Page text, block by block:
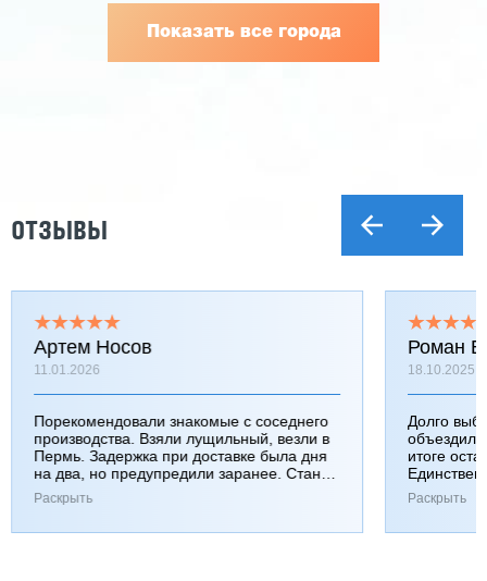
Показать все города
ОТЗЫВЫ
Артем Носов
11.01.2026
Порекомендовали знакомые с соседнего
производства. Взяли лущильный, везли в
Пермь. Задержка при доставке была дня
на два, но предупредили заранее. Станок
работает хорошо, к качеству вопросов нет.
Раскрыть
Роман
18.10.2025
Долго
итоге
Раскрыть